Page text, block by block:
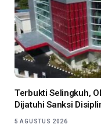
Terbukti Selingkuh,
Dijatuhi Sanksi
5 AGUSTUS 2026